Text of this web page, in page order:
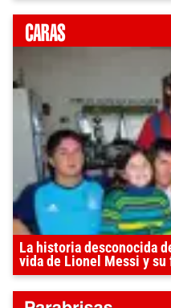
La historia desconocida
vida de Lionel Messi y su